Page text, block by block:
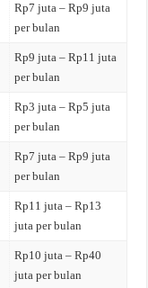
Rp7 juta – Rp9 juta
per bulan
Rp9 juta – Rp11 juta
per bulan
Rp3 juta – Rp5 juta
per bulan
Rp7 juta – Rp9 juta
per bulan
Rp11 juta – Rp13
juta per bulan
Rp10 juta – Rp40
juta per bulan